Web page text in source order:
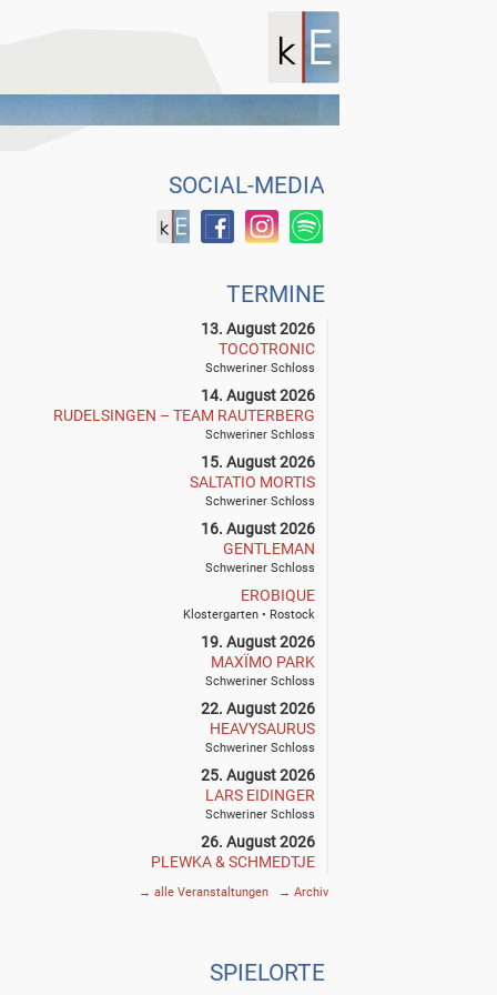
SOCIAL-MEDIA
TERMINE
13. August 2026
TOCOTRONIC
Schweriner Schloss
14. August 2026
RUDELSINGEN – TEAM RAUTERBERG
Schweriner Schloss
15. August 2026
SALTATIO MORTIS
Schweriner Schloss
16. August 2026
GENTLEMAN
Schweriner Schloss
EROBIQUE
Klostergarten • Rostock
19. August 2026
MAXÏMO PARK
Schweriner Schloss
22. August 2026
HEAVYSAURUS
Schweriner Schloss
25. August 2026
LARS EIDINGER
Schweriner Schloss
26. August 2026
PLEWKA & SCHMEDTJE
29. August 2026
→ alle Veranstaltungen → Archiv
SPIELORTE